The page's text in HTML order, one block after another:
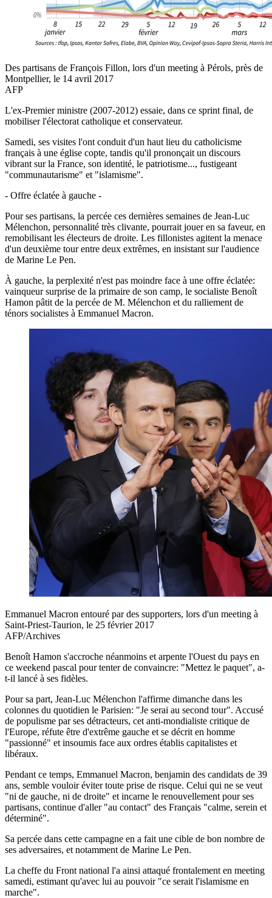
Des partisans de François Fillon, lors d'un meeting à Pérols, près de
Montpellier, le 14 avril 2017
AFP
L'ex-Premier ministre (2007-2012) essaie, dans ce sprint final, de
mobiliser l'électorat catholique et conservateur.
Samedi, ses visites l'ont conduit d'un haut lieu du catholicisme
français à une église copte, tandis qu'il prononçait un discours
vibrant sur la France, son identité, le patriotisme..., fustigeant
"communautarisme" et "islamisme".
- Offre éclatée à gauche -
Pour ses partisans, la percée ces dernières semaines de Jean-Luc
Mélenchon, personnalité très clivante, pourrait jouer en sa faveur, en
remobilisant les électeurs de droite. Les fillonistes agitent la menace
d'un deuxième tour entre deux extrêmes, en insistant sur l'audience
de Marine Le Pen.
À gauche, la perplexité n'est pas moindre face à une offre éclatée:
vainqueur surprise de la primaire de son camp, le socialiste Benoît
Hamon pâtit de la percée de M. Mélenchon et du ralliement de
ténors socialistes à Emmanuel Macron.
Emmanuel Macron entouré par des supporters, lors d'un meeting à
Saint-Priest-Taurion, le 25 février 2017
AFP/Archives
Benoît Hamon s'accroche néanmoins et arpente l'Ouest du pays en
ce weekend pascal pour tenter de convaincre: "Mettez le paquet", a-
t-il lancé à ses fidèles.
Pour sa part, Jean-Luc Mélenchon l'affirme dimanche dans les
colonnes du quotidien le Parisien: "Je serai au second tour". Accusé
de populisme par ses détracteurs, cet anti-mondialiste critique de
l'Europe, réfute être d'extrême gauche et se décrit en homme
"passionné" et insoumis face aux ordres établis capitalistes et
libéraux.
Pendant ce temps, Emmanuel Macron, benjamin des candidats de 39
ans, semble vouloir éviter toute prise de risque. Celui qui ne se veut
"ni de gauche, ni de droite" et incarne le renouvellement pour ses
partisans, continue d'aller "au contact" des Français "calme, serein et
déterminé".
Sa percée dans cette campagne en a fait une cible de bon nombre de
ses adversaires, et notamment de Marine Le Pen.
La cheffe du Front national l'a ainsi attaqué frontalement en meeting
samedi, estimant qu'avec lui au pouvoir "ce serait l'islamisme en
marche".